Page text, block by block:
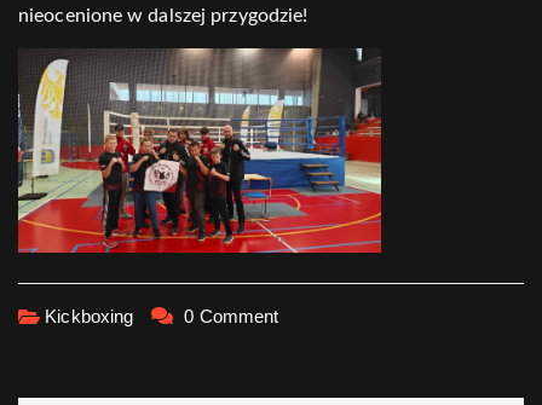
nieocenione w dalszej przygodzie!
Kickboxing 0 Comment